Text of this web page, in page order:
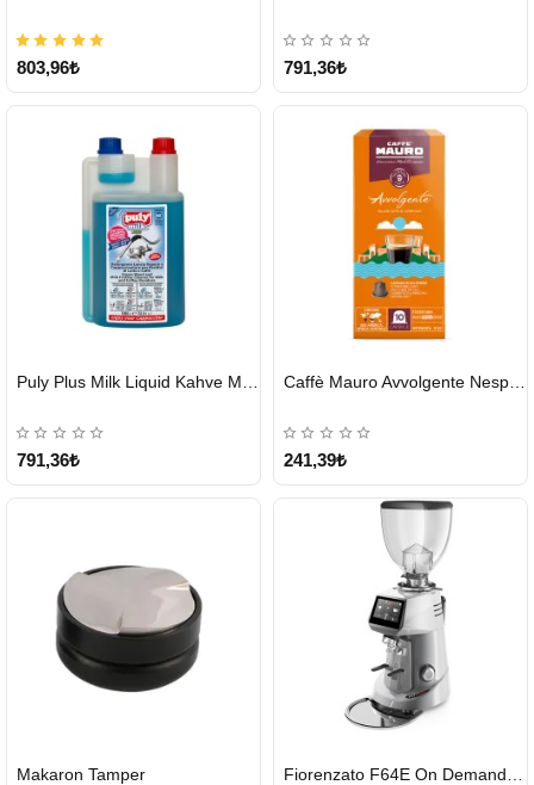
803,96₺ 791,36₺
GÖNDERİ
791,36₺
GÖNDERİ
Caffè Mauro Avvolgente Nespresso Kapsül
241,39₺
GÖNDERİ
Makaron Tamper
GÖNDERİ